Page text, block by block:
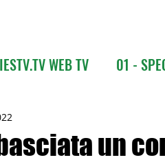
WEB TV 01 -
03 - ITALIANI ALL'ESTERO
un